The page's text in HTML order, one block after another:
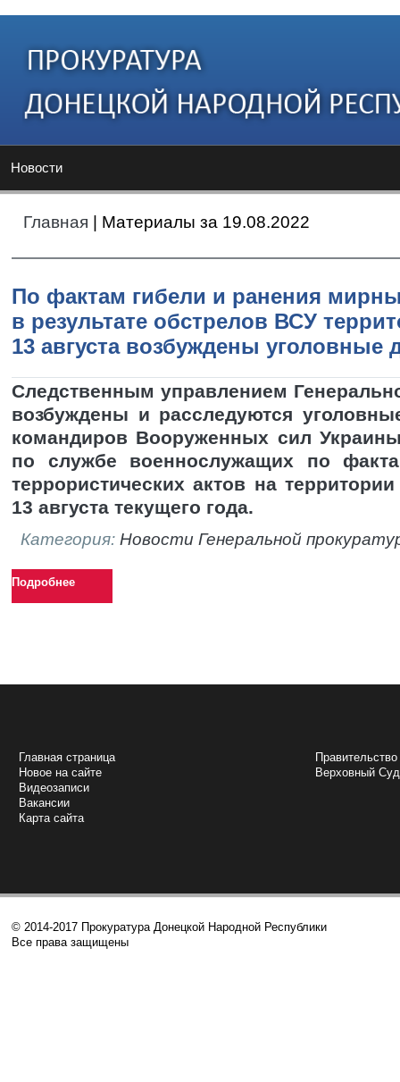
Новости
Главная | Материалы за 19.08.2022
По фактам гибели и ранения
в результате обстрелов ВСУ
13 августа возбуждены уголовные
Следственным управлением
возбуждены и расследуются
командиров Вооруженных сил
по службе военнослужащих по
террористических актов на
13 августа текущего года.
Категория: Новости Генеральной
Подробнее
Главная страница
Новое на сайте
Видеозаписи
Вакансии
Карта сайта
Верховный
© 2014-2017 Прокуратура Донецкой Народной Республики
Все права защищены